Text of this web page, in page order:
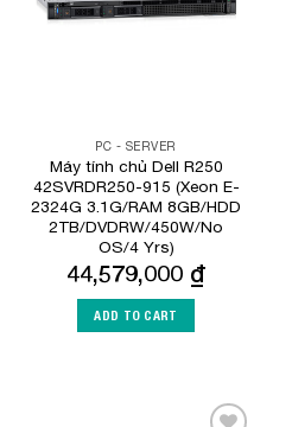
PC - SERVER
Máy tính chủ Dell R250
42SVRDR250-915 (Xeon E-
2324G 3.1G/RAM 8GB/HDD
2TB/DVDRW/450W/No
OS/4 Yrs)
44,579,000 ₫
ADD TO CART